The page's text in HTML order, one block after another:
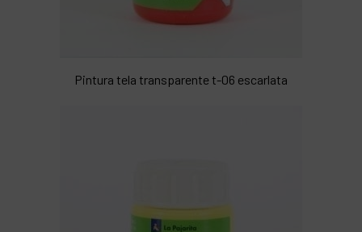
Pintura tela transparente t-06 escarlata